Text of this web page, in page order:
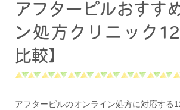
アフターピルおすす
ン処方クリニック
比較】
アフターピルのオンライン処方に対応する